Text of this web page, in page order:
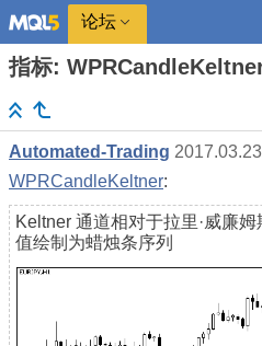
论坛
指标:
Automated-Trading
WPRCandleKeltner:
Keltner 通道相对于拉里·威廉
值绘制为蜡烛条序列